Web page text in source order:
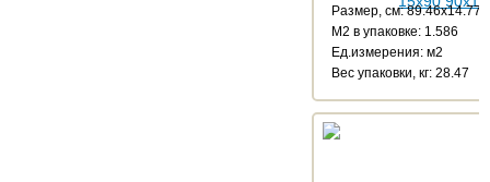
Размер, см: 89.46x14.77
М2 в упаковке: 1.586
Ед.измерения: м2
Веc упаковки, кг: 28.47